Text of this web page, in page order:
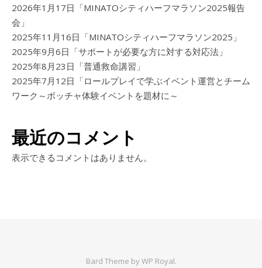
2026年1月17日「MINATOシティハーフマラソン2025報告
会」
2025年11月16日「MINATOシティハーフマラソン2025」
2025年9月6日「サポートが必要な方に対する対応法」
2025年8月23日「普通救命講習」
2025年7月12日「ロールプレイで学ぶイベント運営とチーム
ワーク～ボッチャ体験イベントを題材に～
最近のコメント
表示できるコメントはありません。
Bard Theme byWP Royal.